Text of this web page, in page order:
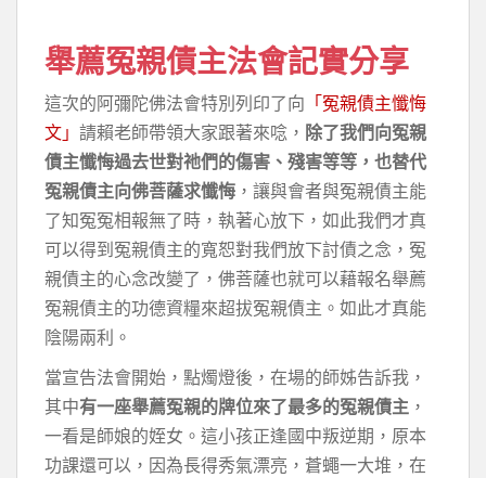
舉薦冤親債主法會記實分享
這次的阿彌陀佛法會特別列印了向 「冤親債主懺悔
文」 請賴老師帶領大家跟著來唸， 除了我們向冤親
債主懺悔過去世對祂們的傷害、殘害等等，也替代
冤親債主向佛菩薩求懺悔 ，讓與會者與冤親債主能
了知冤冤相報無了時，執著心放下，如此我們才真
可以得到冤親債主的寬恕對我們放下討債之念，冤
親債主的心念改變了，佛菩薩也就可以藉報名舉薦
冤親債主的功德資糧來超拔冤親債主。如此才真能
陰陽兩利。
當宣告法會開始，點燭燈後，在場的師姊告訴我，
其中有一座舉薦冤親的牌位來了最多的冤親債主 ，
一看是師娘的姪女。這小孩正逢國中叛逆期，原本
功課還可以，因為長得秀氣漂亮，蒼蠅一大堆，在